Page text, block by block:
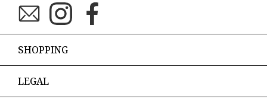
SHOPPING
LEGAL